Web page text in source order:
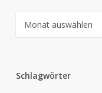
Schlagwörter